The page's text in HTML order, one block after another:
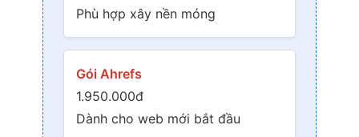
Phù hợp xây nền móng
Gói Ahrefs
1.950.000đ
Dành cho web mới bắt đầu